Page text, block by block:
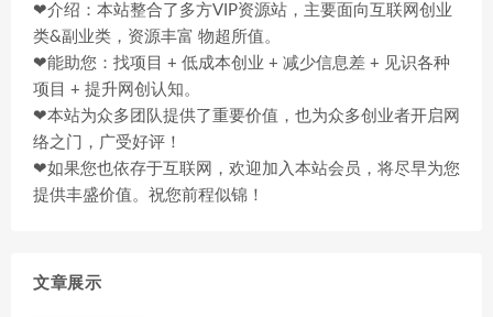
❤介绍：本站整合了多方VIP资源站，主要面向互联网创业
类&副业类，资源丰富 物超所值。
❤能助您：找项目 + 低成本创业 + 减少信息差 + 见识各种
项目 + 提升网创认知。
❤本站为众多团队提供了重要价值，也为众多创业者开启网
络之门，广受好评！
❤如果您也依存于互联网，欢迎加入本站会员，将尽早为您
提供丰盛价值。祝您前程似锦！
文章展示